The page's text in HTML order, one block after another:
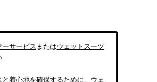
ーサービス またはウェットスーツ
着心地を確保するために、 ウェ